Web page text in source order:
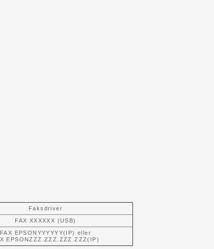
Faksdriver
FAX XXXXXX (USB)
FAX EPSONYYYYYY(IP) eller
EPSONZZZ.ZZZ.ZZZ.ZZZ(IP)